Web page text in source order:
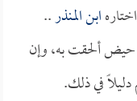
ابن المنذر..
حيض ألحقت به، وإن
في ذلك.